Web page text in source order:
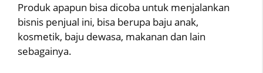
Produk apapun bisa dicoba untuk menjalankan
bisnis penjual ini, bisa berupa baju anak,
kosmetik, baju dewasa, makanan dan lain
sebagainya.